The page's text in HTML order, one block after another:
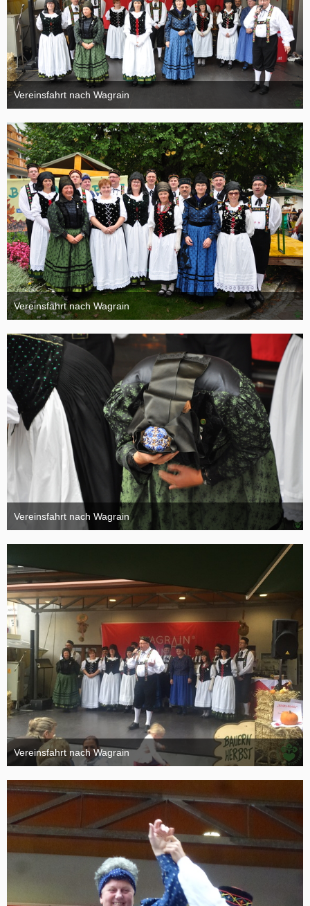
Vereinsfahrt nach Wagrain
4. Oktober 2015
Vereinsfahrt nach Wagrain
4. Oktober 2015
Vereinsfahrt nach Wagrain
4. Oktober 2015
Vereinsfahrt nach Wagrain
4. Oktober 2015